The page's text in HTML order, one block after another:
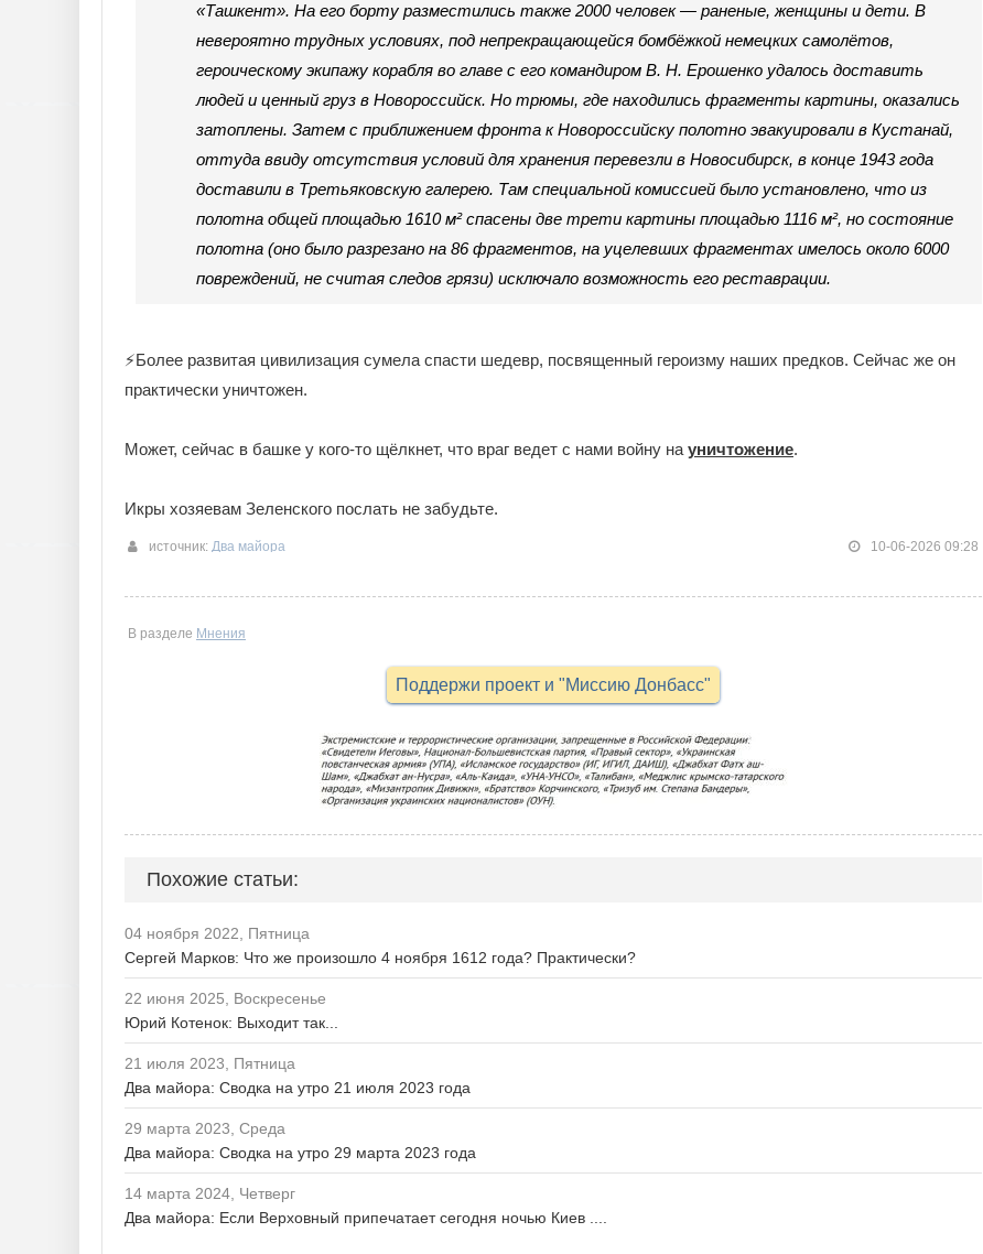
«Ташкент». На его борту разместились также 2000 человек — раненые, женщины и дети. В
невероятно трудных условиях, под непрекращающейся бомбёжкой немецких самолётов,
героическому экипажу корабля во главе с его командиром В. Н. Ерошенко удалось доставить
людей и ценный груз в Новороссийск. Но трюмы, где находились фрагменты картины, оказались
затоплены. Затем с приближением фронта к Новороссийску полотно эвакуировали в Кустанай,
оттуда ввиду отсутствия условий для хранения перевезли в Новосибирск, в конце 1943 года
доставили в Третьяковскую галерею. Там специальной комиссией было установлено, что из
полотна общей площадью 1610 м² спасены две трети картины площадью 1116 м², но состояние
полотна (оно было разрезано на 86 фрагментов, на уцелевших фрагментах имелось около 6000
повреждений, не считая следов грязи) исключало возможность его реставрации.
⚡️Более развитая цивилизация сумела спасти шедевр, посвященный героизму наших предков. Сейчас же он
практически уничтожен.
Может, сейчас в башке у кого-то щёлкнет, что враг ведет с нами войну на уничтожение.
Икры хозяевам Зеленского послать не забудьте.
источник: Два майора 10-06-2026 09:28
В разделе Мнения
Поддержи проект и "Миссию Донбасс"
Похожие статьи:
04 ноября 2022, Пятница
Сергей Марков: Что же произошло 4 ноября 1612 года? Практически?
22 июня 2025, Воскресенье
Юрий Котенок: Выходит так...
21 июля 2023, Пятница
Два майора: Сводка на утро 21 июля 2023 года
29 марта 2023, Среда
Два майора: Сводка на утро 29 марта 2023 года
14 марта 2024, Четверг
Два майора: Если Верховный припечатает сегодня ночью Киев ....